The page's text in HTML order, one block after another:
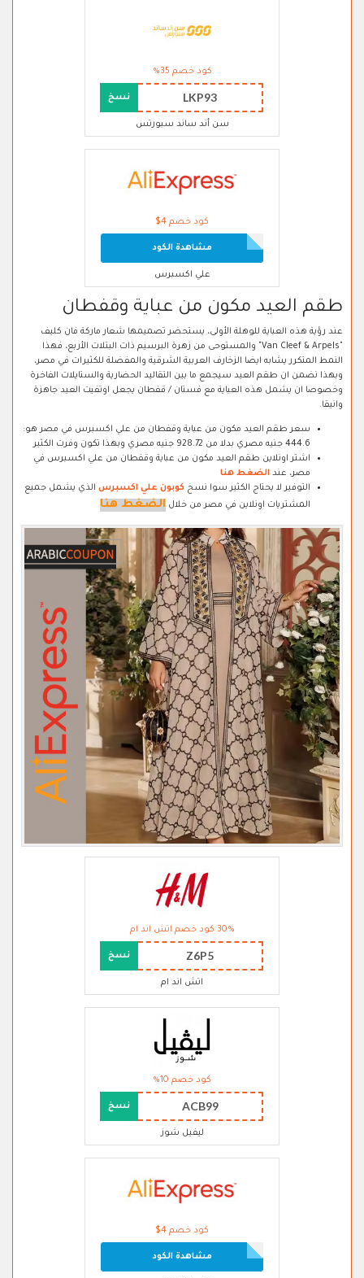
كود خصم 35%
LKP93 نسخ
سن أند ساند سبورتس
كود خصم 4$
مشاهدة الكود
علي اكسبرس
طقم العيد مكون من عباية وقفطان
عند رؤية هذه العباية للوهلة الأولى، يستحضر تصميمها شعار ماركة فان كليف
"Van Cleef & Arpels" والمستوحى من زهرة البرسيم ذات البتلات الأربع، فهذا
النمط المتكرر يشابه ايضا الزخارف العربية الشرقية والمفضلة للكثيرات في مصر،
وبهذا نضمن ان طقم العيد سيجمع ما بين التقاليد الحضارية والستايلات الفاخرة
وخصوصا ان يشمل هذه العباية مع فستان / قفطان يجعل اوتفيت العيد جاهزة
وانيقا.
سعر طقم العيد مكون من عباية وقفطان من علي اكسبرس في مصر هو:
444.6 جنيه مصري بدلا من 928.72 جنيه مصري وبهذا تكون وفرت الكثير
اشتر اونلاين طقم العيد مكون من عباية وقفطان من علي اكسبرس في
مصر، عند الضغط هنا
التوفير لا يحتاج الكثير سوا نسخ كوبون علي اكسبرس الذي يشمل جميع
المشتريات اونلاين في مصر من خلال الضغط هنا
30% كود خصم اتش اند ام
Z6P5 نسخ
اتش اند ام
كود خصم 10%
ACB99 نسخ
ليفيل شوز
كود خصم 4$
مشاهدة الكود